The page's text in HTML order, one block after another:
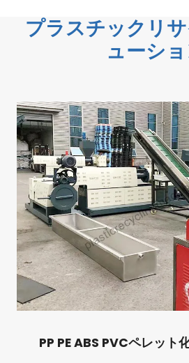
プラスチックリ
ューシ
PP PE ABS PVCペレット